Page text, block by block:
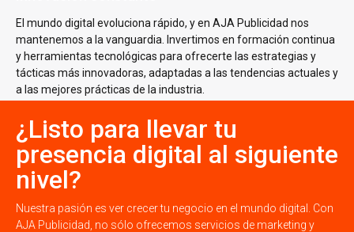
El mundo digital evoluciona rápido, y en AJA Publicidad nos
mantenemos a la vanguardia. Invertimos en formación continua
y herramientas tecnológicas para ofrecerte las estrategias y
tácticas más innovadoras, adaptadas a las tendencias actuales y
a las mejores prácticas de la industria.
¿Listo para llevar tu
presencia digital al siguiente
nivel?
Nuestra pasión es ver crecer tu negocio en el mundo digital. Con
AJA Publicidad, no sólo ofrecemos servicios de marketing y